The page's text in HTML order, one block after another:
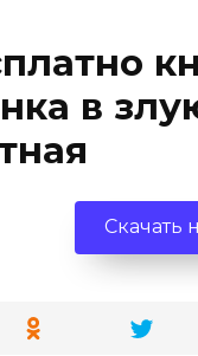
в
Скачать